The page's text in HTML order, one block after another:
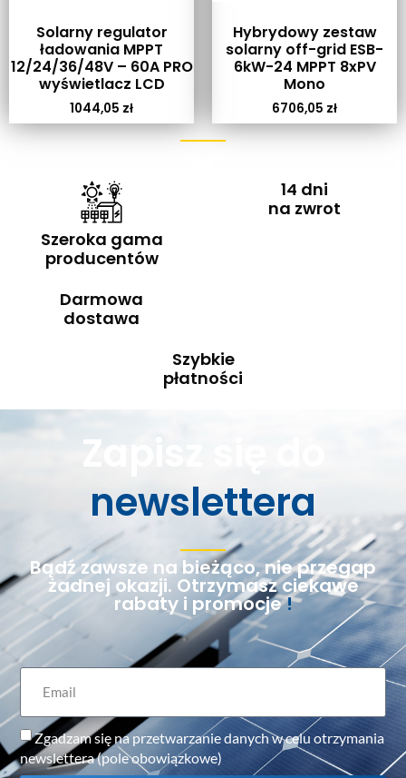
Solarny regulator
ładowania MPPT
12/24/36/48V – 60A PRO
wyświetlacz LCD
1044,05 zł
Hybrydowy zestaw
solarny off-grid ESB-
6kW-24 MPPT 8xPV
Mono
6706,05 zł
Szeroka gama
producentów
14 dni
na zwrot
Darmowa
dostawa
Szybkie
płatności
Zapisz się do
newslettera
Bądź zawsze na bieżąco, nie przegap
żadnej okazji. Otrzymasz ciekawe
rabaty i promocje!
Zgadzam się na przetwarzanie danych w celu otrzymania
newslettera (pole obowiązkowe)